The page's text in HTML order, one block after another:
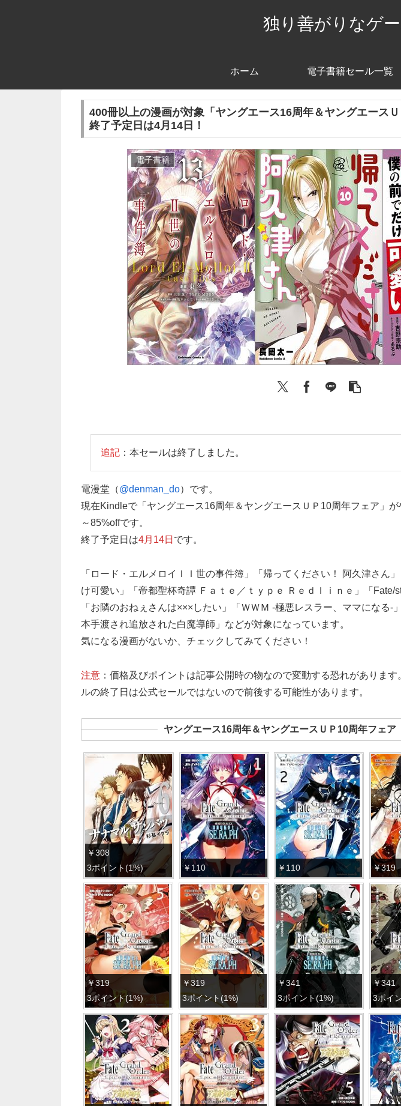
独り善がりなゲ
ホーム 電子書籍セール一覧
400冊以上の漫画が対象「ヤングエース16周年＆ヤングエースＵ
終了予定日は4月14日！
電子書籍
追記 ：本セールは終了しました。
電漫堂（@denman_do）です。
現在Kindleで「ヤングエース16周年＆ヤングエースＵＰ10周年フェア」
～85%offです。
終了予定日は4月14日 です。
「ロード・エルメロイＩＩ世の事件簿」「帰ってください！ 阿久津さん
け可愛い」「帝都聖杯奇譚 Ｆａｔｅ／ｔｙｐｅ Ｒｅｄｌｉｎｅ」「Fate/
「お隣のおねぇさんは×××したい」「ＷＷＭ -極悪レスラー、ママになる-
本手渡され追放された白魔導師」などが対象になっています。
気になる漫画がないか、チェックしてみてください！
注意 ：価格及びポイントは記事公開時の物なので変動する恐れがありま
ルの終了日は公式セールではないので前後する可能性があります。
ヤングエース16周年＆ヤングエースＵＰ10周年フェア
￥308
3ポイント(1%)
￥110 ￥110 ￥319
￥319
3ポイント(1%)
￥319
3ポイント(1%)
￥341
3ポイント(1%)
￥341
3ポイ